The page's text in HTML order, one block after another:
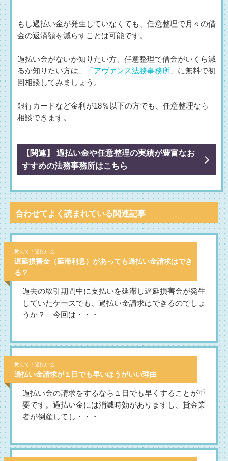
もし過払い金が発生していなくても、任意整理で月々の借
金の返済額を減らすことは可能です。
過払い金がないか知りたい方、任意整理で借金がいくら減
るか知りたい方は、「 アヴァンス法務事務所 」に無料で初
回相談してみましょう。
銀行カードなど金利が18％以下の方でも、任意整理なら
相談できます。
【関連】 過払い金や任意整理の実績が豊富なお
すすめの法務事務所はこちら
合わせてよく読まれている関連記事
教えて！過払い金
遅延損害金（延滞利息）があっても過払い金請求はでき
る？
過去の取引期間中に支払いを延滞し遅延損害金が発生
していたケースでも、過払い金請求はできるのでしょ
うか？ 今回は・・・
教えて！過払い金
過払い金請求が１日でも早いほうがいい理由
過払い金の請求をするなら１日でも早くすることが重
要です。過払い金には消滅時効がありますし、貸金業
者が倒産してし・・・